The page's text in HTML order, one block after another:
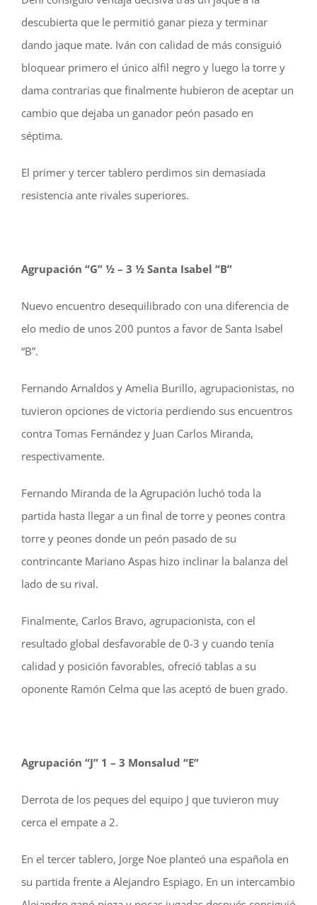
descubierta que le permitió ganar pieza y terminar
dando jaque mate. Iván con calidad de más consiguió
bloquear primero el único alfil negro y luego la torre y
dama contrarias que finalmente hubieron de aceptar un
cambio que dejaba un ganador peón pasado en
séptima.
El primer y tercer tablero perdimos sin demasiada
resistencia ante rivales superiores.
Agrupación “G” ½ – 3 ½ Santa Isabel “B”
Nuevo encuentro desequilibrado con una diferencia de
elo medio de unos 200 puntos a favor de Santa Isabel
“B”.
Fernando Arnaldos y Amelia Burillo, agrupacionistas, no
tuvieron opciones de victoria perdiendo sus encuentros
contra Tomas Fernández y Juan Carlos Miranda,
respectivamente.
Fernando Miranda de la Agrupación luchó toda la
partida hasta llegar a un final de torre y peones contra
torre y peones donde un peón pasado de su
contrincante Mariano Aspas hizo inclinar la balanza del
lado de su rival.
Finalmente, Carlos Bravo, agrupacionista, con el
resultado global desfavorable de 0-3 y cuando tenía
calidad y posición favorables, ofreció tablas a su
oponente Ramón Celma que las aceptó de buen grado.
Agrupación “J” 1 – 3 Monsalud “E”
Derrota de los peques del equipo J que tuvieron muy
cerca el empate a 2.
En el tercer tablero, Jorge Noe planteó una española en
su partida frente a Alejandro Espiago. En un intercambio